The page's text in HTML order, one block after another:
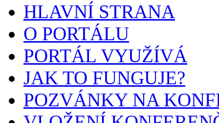
HLAVNÍ STRANA
O PORTÁLU
PORTÁL VYUŽÍVÁ
JAK TO FUNGUJE?
POZVÁNKY NA